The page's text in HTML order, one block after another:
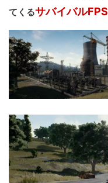
てくるサバイバルFPS